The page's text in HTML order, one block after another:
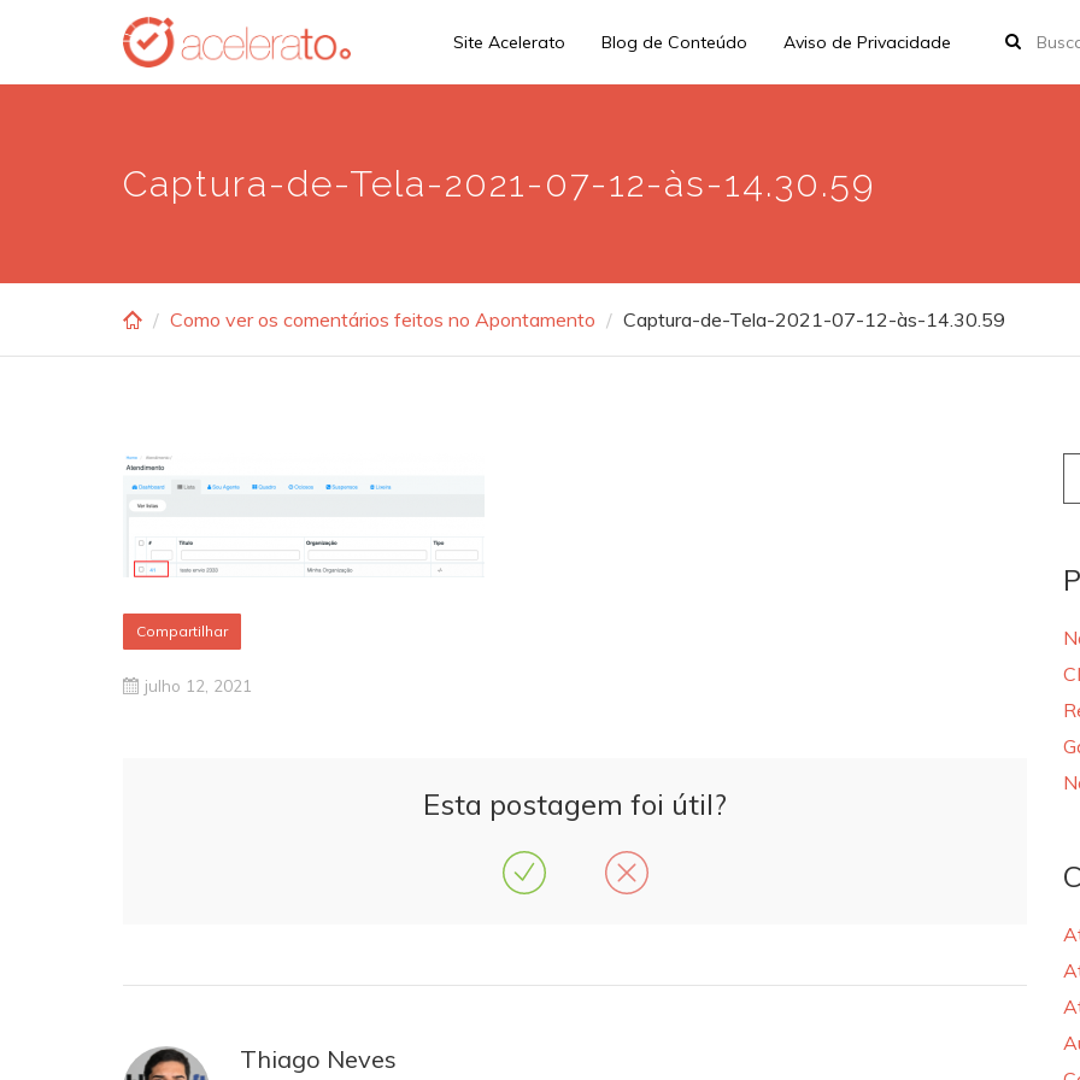
main
Site Acelerato Blog de Conteúdo Aviso de Privacidade
Captura-de-Tela-2021-07-12-às-14.30.59
Como ver os comentários feitos no Apontamento Captura-de-Tela-2021-07-12-às-14.30.59
Compartilhar
julho 12, 2021
Esta postagem foi útil?
Thiago Neves